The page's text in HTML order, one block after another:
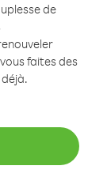
de
faites des